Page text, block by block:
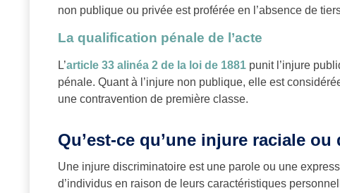
non publique ou privée est proférée en l’absence de
La qualification pénale de l’acte
L’article 33 alinéa 2 de la loi de 1881 punit l’injure
pénale. Quant à l’injure non publique, elle est
une contravention de première classe.
Qu’est-ce qu’une injure raciale
Une injure discriminatoire est une parole ou une
d’individus en raison de leurs caractéristiques